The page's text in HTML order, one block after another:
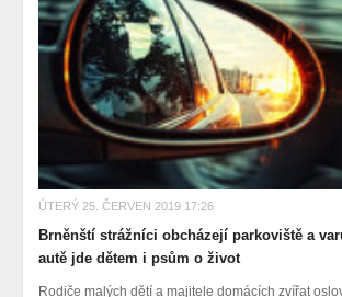
ÚTERÝ 25. ČERVEN 2019 17:26
Brněnští strážníci obcházejí parkoviště a
autě jde dětem i psům o život
Rodiče malých dětí a majitele domácích zvířat